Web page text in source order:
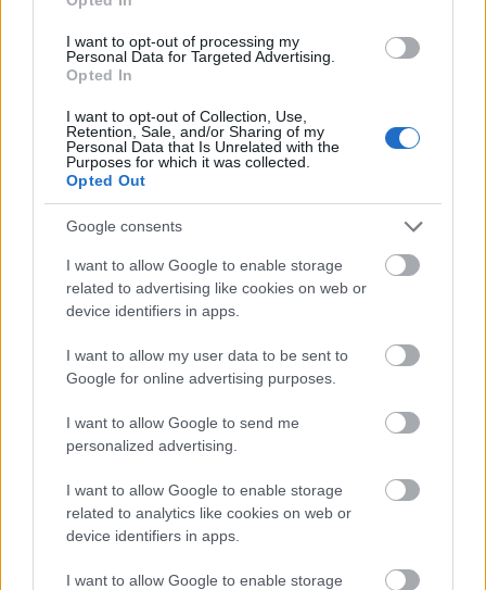
I want to opt-out of processing my
Personal Data for Targeted Advertising.
Opted In
I want to opt-out of Collection, Use,
Retention, Sale, and/or Sharing of my
Personal Data that Is Unrelated with the
Purposes for which it was collected.
Opted Out
Google consents
I want to allow Google to enable storage
related to advertising like cookies on web or
device identifiers in apps.
I want to allow my user data to be sent to
Google for online advertising purposes.
I want to allow Google to send me
personalized advertising.
I want to allow Google to enable storage
related to analytics like cookies on web or
device identifiers in apps.
I want to allow Google to enable storage
Félig realisztikus fantasy jelenet, amelyben egy
csuklyás Tarnished szembeszáll egy hatalmas kőtrollal
egy tüzes földalatti barlangban a csata előtt.
kattintson vagy koppintson a képre.